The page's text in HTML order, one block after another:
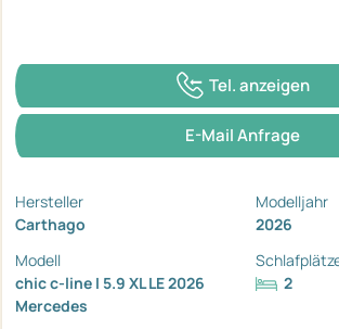
Tel. anzeigen
E-Mail Anfrage
Hersteller
Carthago
Modelljahr
2026
Modell
chic c-line I 5.9 XL LE 2026
Mercedes
2